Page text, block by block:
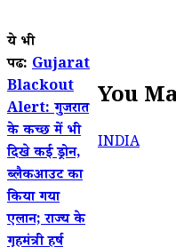
ये भी
पढें: Gujarat
Blackout
Alert: गुजरात
के कच्छ में भी
दिखे कई ड्रोन,
ब्लैकआउट का
किया गया
एलान; राज्य के
You
INDIA